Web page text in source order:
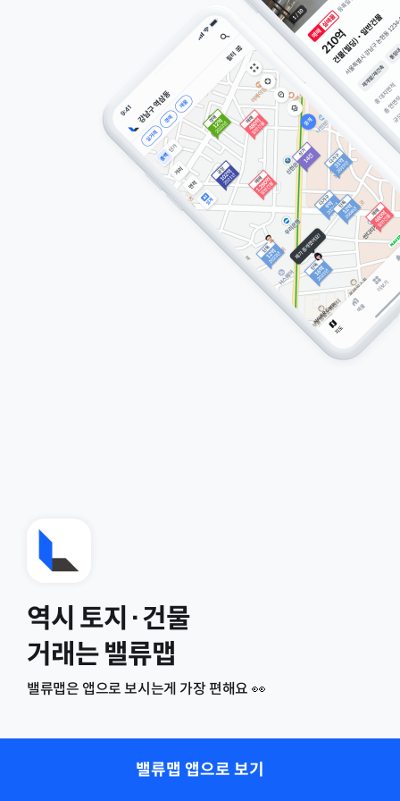
역시 토지·건물
거래는 밸류맵
밸류맵은 앱으로 보시는게 가장 편해요 👀
밸류맵 앱으로 보기